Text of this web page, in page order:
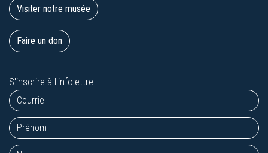
Visiter notre musée
Faire un don
S'inscrire à l'infolettre